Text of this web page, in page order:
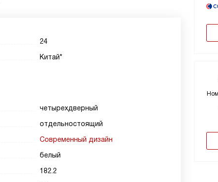
24
Китай*
четырехдверный
отдельностоящий
Современный дизайн
белый
182.2